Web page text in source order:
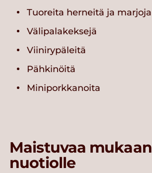
Tuoreita herneitä ja marjoja
Välipalakeksejä
Viinirypäleitä
Pähkinöitä
Miniporkkanoita
Maistuvaa mukaan
nuotiolle